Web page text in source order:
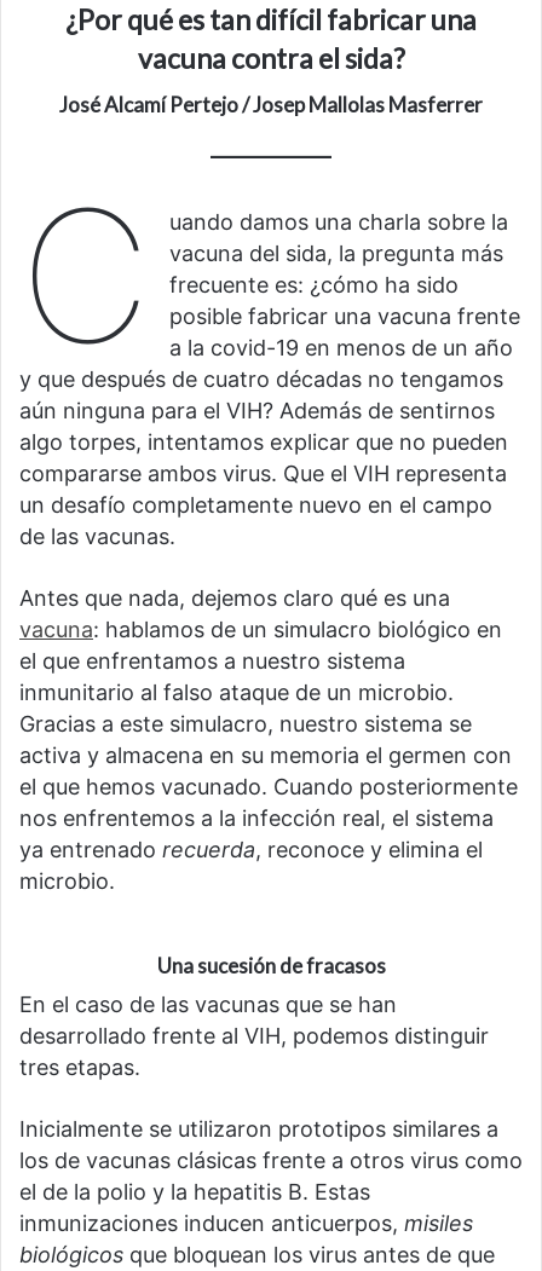
¿Por qué es tan difícil fabricar una
vacuna contra el sida?
José Alcamí Pertejo/Josep Mallolas Masferrer
C
uando damos una charla sobre la
vacuna del sida, la pregunta más
frecuente es: ¿cómo ha sido
posible fabricar una vacuna frente
a la covid-19 en menos de un año
y que después de cuatro décadas no tengamos
aún ninguna para el VIH? Además de sentirnos
algo torpes, intentamos explicar que no pueden
compararse ambos virus. Que el VIH representa
un desafío completamente nuevo en el campo
de las vacunas.
Antes que nada, dejemos claro qué es una
vacuna: hablamos de un simulacro biológico en
el que enfrentamos a nuestro sistema
inmunitario al falso ataque de un microbio.
Gracias a este simulacro, nuestro sistema se
activa y almacena en su memoria el germen con
el que hemos vacunado. Cuando posteriormente
nos enfrentemos a la infección real, el sistema
ya entrenado recuerda, reconoce y elimina el
microbio.
Una sucesión de fracasos
En el caso de las vacunas que se han
desarrollado frente al VIH, podemos distinguir
tres etapas.
Inicialmente se utilizaron prototipos similares a
los de vacunas clásicas frente a otros virus como
el de la polio y la hepatitis B. Estas
inmunizaciones inducen anticuerpos, misiles
biológicos que bloquean los virus antes de que